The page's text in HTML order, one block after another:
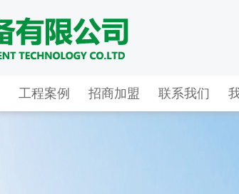
工程案例 招商加盟 联系我们